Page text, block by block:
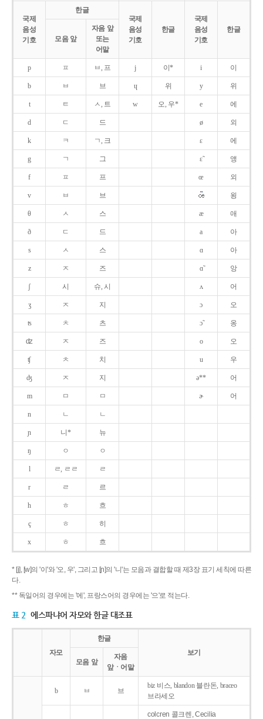
국제
음성
기호
한글
국제
음성
기호
한글
국제
음성
기호
한글
모음 앞
자음 앞
또는
어말
p ㅍ ㅂ, 프 j 이* i 이
b ㅂ 브 ɥ 위 y 위
t ㅌ ㅅ, 트 w 오, 우* e 에
d ㄷ 드 ø 외
k ㅋ ㄱ, 크 ɛ 에
g ㄱ 그 ɛ̃ 앵
f ㅍ 프 œ 외
v ㅂ 브 욍
θ ㅅ 스 æ 애
ð ㄷ 드 a 아
s ㅅ 스 ɑ 아
z ㅈ 즈 ɑ̃ 앙
ʃ 시 슈, 시 ʌ 어
ʒ ㅈ 지 ɔ 오
ʦ ㅊ 츠 ɔ̃ 옹
ʣ ㅈ 즈 o 오
ʧ ㅊ 치 u 우
ʤ ㅈ 지 ə** 어
m ㅁ ㅁ ɚ 어
n ㄴ ㄴ
ɲ 니* 뉴
ŋ ㅇ ㅇ
l ㄹ, ㄹㄹ ㄹ
r ㄹ 르
h ㅎ 흐
ç ㅎ 히
x ㅎ 흐
* [j], [w]의 '이'와 '오, 우', 그리고 [ɲ]의 '니'는 모음과 결합할 때 제3장 표기 세칙에 따른
다.
** 독일어의 경우에는 '에', 프랑스어의 경우에는 '으'로 적는다.
표 2 에스파냐어 자모와 한글 대조표
자모
한글
보기
모음 앞
자음
앞ㆍ어말
b ㅂ 브
biz 비스, blandon 블란돈, braceo
브라세오
colcren 콜크렌, Cecilia